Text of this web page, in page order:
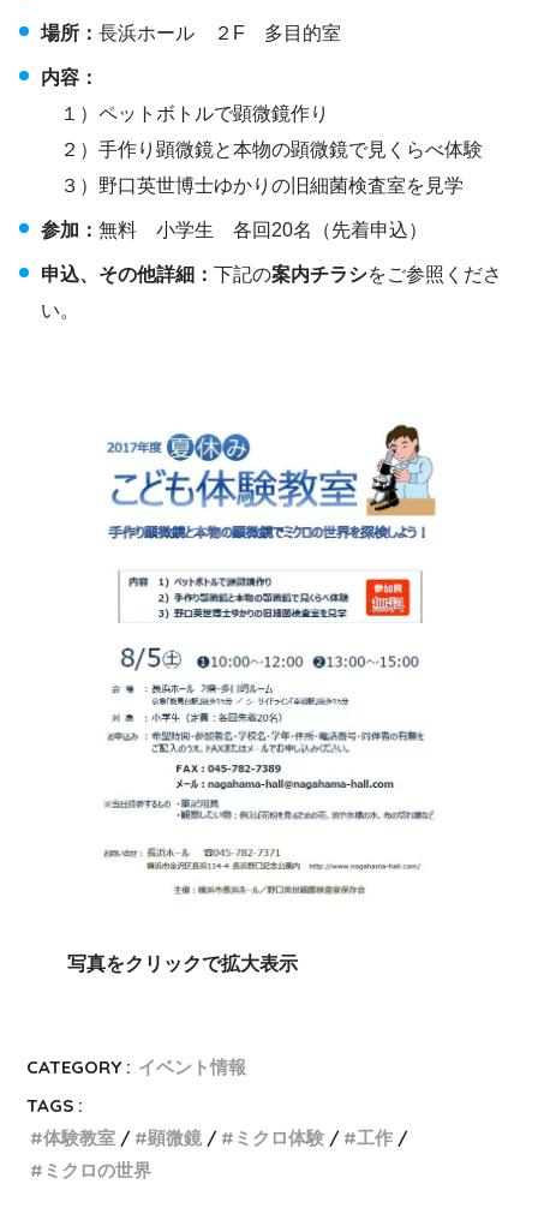
場所： 長浜ホール ２F 多目的室
内容：
１）ペットボトルで顕微鏡作り
２）手作り顕微鏡と本物の顕微鏡で見くらべ体験
３）野口英世博士ゆかりの旧細菌検査室を見学
参加： 無料 小学生 各回20名（先着申込）
申込、その他詳細： 下記の案内チラシをご参照くださ
い。
写真をクリックで拡大表示
CATEGORY : イベント情報
TAGS :
体験教室
顕微鏡 ミクロ体験
工作
ミクロの世界